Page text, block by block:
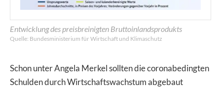
Entwicklung des preisbreinigten Bruttoinlandsprodukts
Quelle: Bundesministerium für Wirtschaft und Klimaschutz
Schon unter Angela Merkel sollten die coronabedingten
Schulden durch Wirtschaftswachstum abgebaut